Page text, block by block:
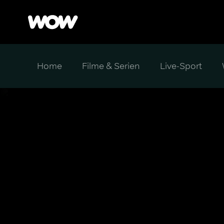
Home Filme & Serien Live-Sport